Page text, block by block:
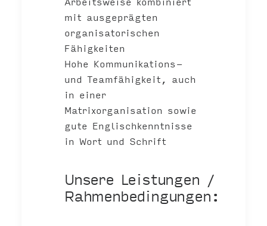
mit ausgeprägten
organisatorischen
Fähigkeiten
Hohe Kommunikations-
und Teamfähigkeit, auch
in einer
Matrixorganisation sowie
gute Englischkenntnisse
in Wort und Schrift
Unsere Leistungen /
Rahmenbedingungen: